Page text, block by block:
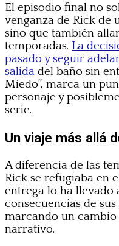
El episodio final no
venganza de Rick de
sino que también
temporadas. La
pasado y seguir
salida del baño sin
Miedo”, marca un
personaje y
serie.
Un viaje más allá
A diferencia de las
Rick se refugiaba en
entrega lo ha llevado
consecuencias de
marcando un
narrativo.